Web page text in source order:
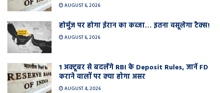
AUGUST 6, 2026
होर्मुज पर होगा ईरान का कब्जा… इतना वसूलेगा टैक्स!
AUGUST 6, 2026
1 अक्टूबर से बदलेंगे RBI के Deposit Rules, जानें FD
कराने वालों पर क्या होगा असर
AUGUST 4, 2026